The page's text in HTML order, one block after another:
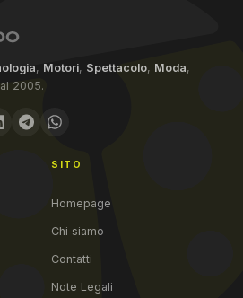
, Motori, Spettacolo, Moda,
2005.
SITO
Homepage
Chi siamo
Contatti
Note Legali